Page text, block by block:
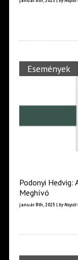
Események
Podonyi Hedvig:
Meghívó
január 8th, 2025 | by Napút